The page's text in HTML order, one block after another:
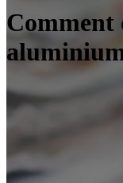
Comment